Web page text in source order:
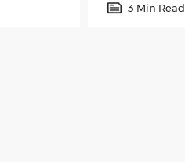
3 Min Read